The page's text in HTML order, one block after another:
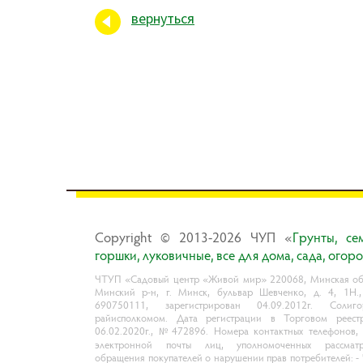
вернуться
Copyright © 2013-2026 ЧУП «Гpyнты,
гopшки, лyкoвичныe, вce для дoмa, caдa,
ЧТУП «Садовый центр «Живой мир» 220068, Минская
Минский р-н, г. Минск, бульвар Шевченко, д. 4,
690750111, зарегистрирован 04.09.2012г.
райисполкомом. Дата регистрации в Торговом
06.02.2020г., №472896. Номера контактных телефонов,
электронной почты лиц, уполномоченных
обращения покупателей о нарушении прав потребителей: